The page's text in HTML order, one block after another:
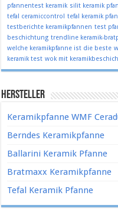
pfannentest keramik silit keramik
tefal ceramiccontrol
tefal keramik
testberichte keramikpfannen test
beschichtung trendline keramik-
welche keramikpfanne ist die beste
keramik test wok mit
Hersteller
Keramikpfanne WMF
Berndes Keramikpfanne
Ballarini Keramik Pfanne
Bratmaxx Keramikpfanne
Tefal Keramik Pfanne